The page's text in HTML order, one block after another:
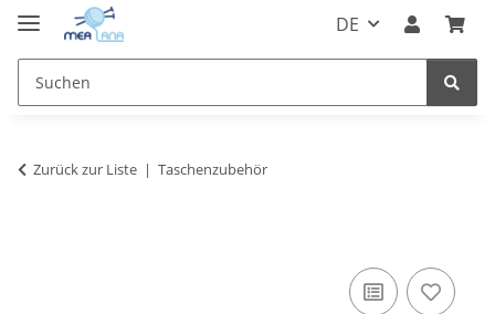
DE
Zurück zur Liste Taschenzubehör